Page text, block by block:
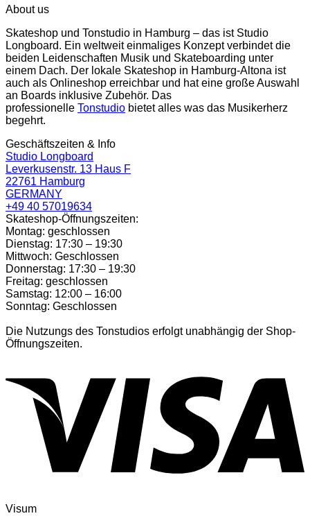
About us
Skateshop und Tonstudio in Hamburg – das ist Studio
Longboard. Ein weltweit einmaliges Konzept verbindet die
beiden Leidenschaften Musik und Skateboarding unter
einem Dach. Der lokale Skateshop in Hamburg-Altona ist
auch als Onlineshop erreichbar und hat eine große Auswahl
an Boards inklusive Zubehör. Das
professionelle Tonstudio bietet alles was das Musikerherz
begehrt.
Geschäftszeiten & Info
Studio Longboard
Leverkusenstr. 13 Haus F
22761 Hamburg
GERMANY
+49 40 57019634
Skateshop-Öffnungszeiten:
Montag: geschlossen
Dienstag: 17:30 – 19:30
Mittwoch: Geschlossen
Donnerstag: 17:30 – 19:30
Freitag: geschlossen
Samstag: 12:00 – 16:00
Sonntag: Geschlossen
Die Nutzungs des Tonstudios erfolgt unabhängig der Shop-
Öffnungszeiten.
Visum